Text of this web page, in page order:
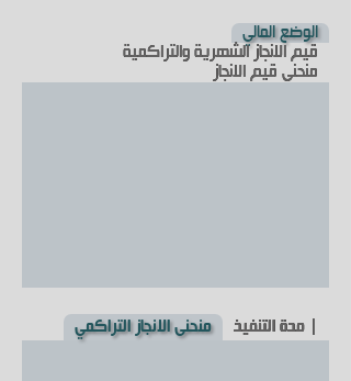
الوضع المالي
قيم الانجاز الشهرية والتراكمية
منحنى قيم الانجاز
| مدة التنفيذ منحنى الانجاز التراكمي